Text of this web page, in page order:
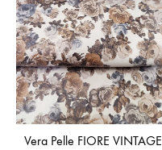
Vera Pelle FIORE VINTAGE